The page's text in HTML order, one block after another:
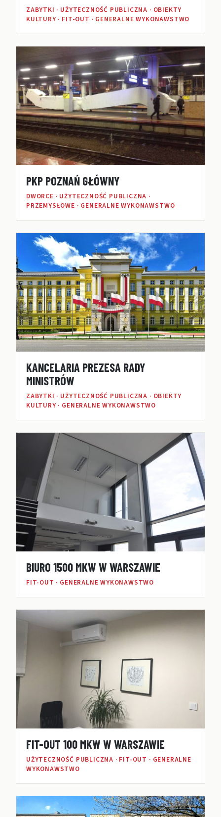
ZABYTKI · UŻYTECZNOŚĆ PUBLICZNA · OBIEKTY
KULTURY · FIT-OUT · GENERALNE WYKONAWSTWO
PKP POZNAŃ GŁÓWNY
DWORCE · UŻYTECZNOŚĆ PUBLICZNA ·
PRZEMYSŁOWE · GENERALNE WYKONAWSTWO
KANCELARIA PREZESA RADY
MINISTRÓW
ZABYTKI · UŻYTECZNOŚĆ PUBLICZNA · OBIEKTY
KULTURY · GENERALNE WYKONAWSTWO
BIURO 1500 MKW W WARSZAWIE
FIT-OUT · GENERALNE WYKONAWSTWO
FIT-OUT 100 MKW W WARSZAWIE
UŻYTECZNOŚĆ PUBLICZNA · FIT-OUT · GENERALNE
WYKONAWSTWO